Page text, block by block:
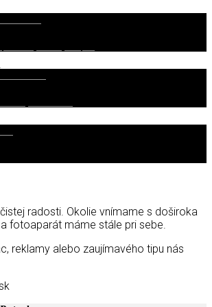
radosti. Okolie vnímame s doširoka
fotoaparát máme stále pri sebe.
reklamy alebo zaujímavého tipu nás